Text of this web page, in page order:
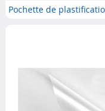
Pochette de